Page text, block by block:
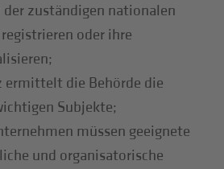
zuständigen nationalen
oder ihre
ermittelt die Behörde die
Subjekte;
müssen geeignete
und organisatorische